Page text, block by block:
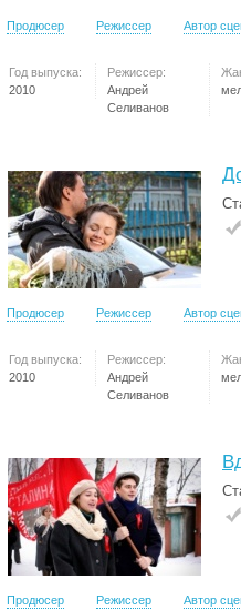
Продюсер Режиссер Автор
Год выпуска:
2010
Режиссер:
Андрей
Селиванов
Продюсер Режиссер Автор
Год выпуска:
2010
Режиссер:
Андрей
Селиванов
Продюсер Режиссер Автор